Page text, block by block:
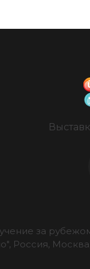
за
Россия,